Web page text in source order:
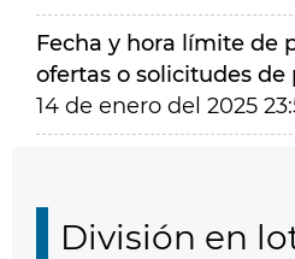
Fecha y hora límite de
ofertas o solicitudes
14 de enero del 2025
División en